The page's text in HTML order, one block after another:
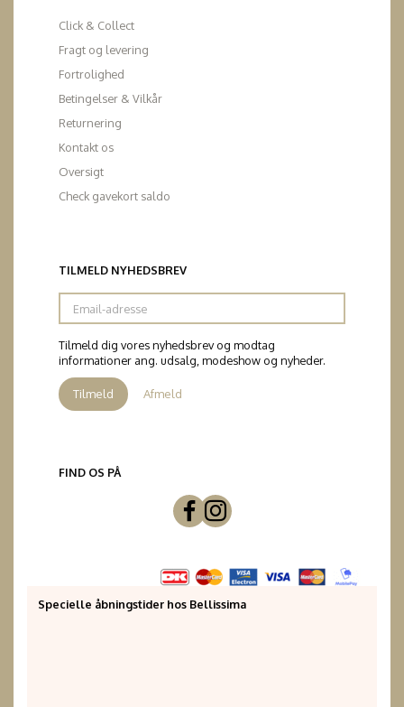
Click & Collect
Fragt og levering
Fortrolighed
Betingelser & Vilkår
Returnering
Kontakt os
Oversigt
Check gavekort saldo
TILMELD NYHEDSBREV
Email-
adresse
Tilmeld dig vores nyhedsbrev og modtag
informationer ang. udsalg, modeshow og nyheder.
Tilmeld Afmeld
FIND OS PÅ
Specielle åbningstider hos Bellissima